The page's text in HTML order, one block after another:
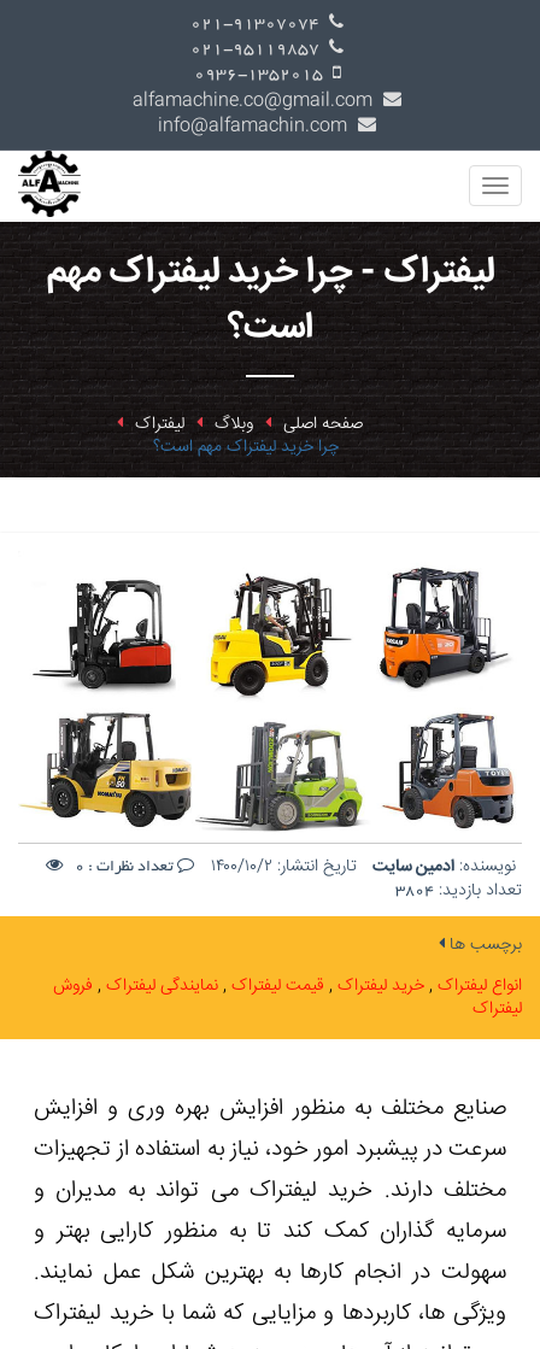
لیفتراک - چرا خرید لیفتراک مهم
است؟
صفحه اصلی وبلاگ لیفتراک
چرا خرید لیفتراک مهم است؟
نویسنده: ادمین سایت تاریخ انتشار: ۱۴۰۰/۱۰/۲ تعداد نظرات : 0
تعداد بازدید: 3804
برچسب ها
انواع لیفتراک خرید لیفتراک قیمت لیفتراک نمایندگی لیفتراک فروش
لیفتراک
صنایع مختلف به منظور افزایش بهره وری و افزایش
سرعت در پیشبرد امور خود، نیاز به استفاده از تجهیزات
مختلف دارند. خرید لیفتراک می تواند به مدیران و
سرمایه‌ گذاران کمک کند تا به منظور کارایی بهتر و
سهولت در انجام کارها به بهترین شکل عمل نمایند.
ویژگی ها، کاربردها و مزایایی که شما با خرید لیفتراک